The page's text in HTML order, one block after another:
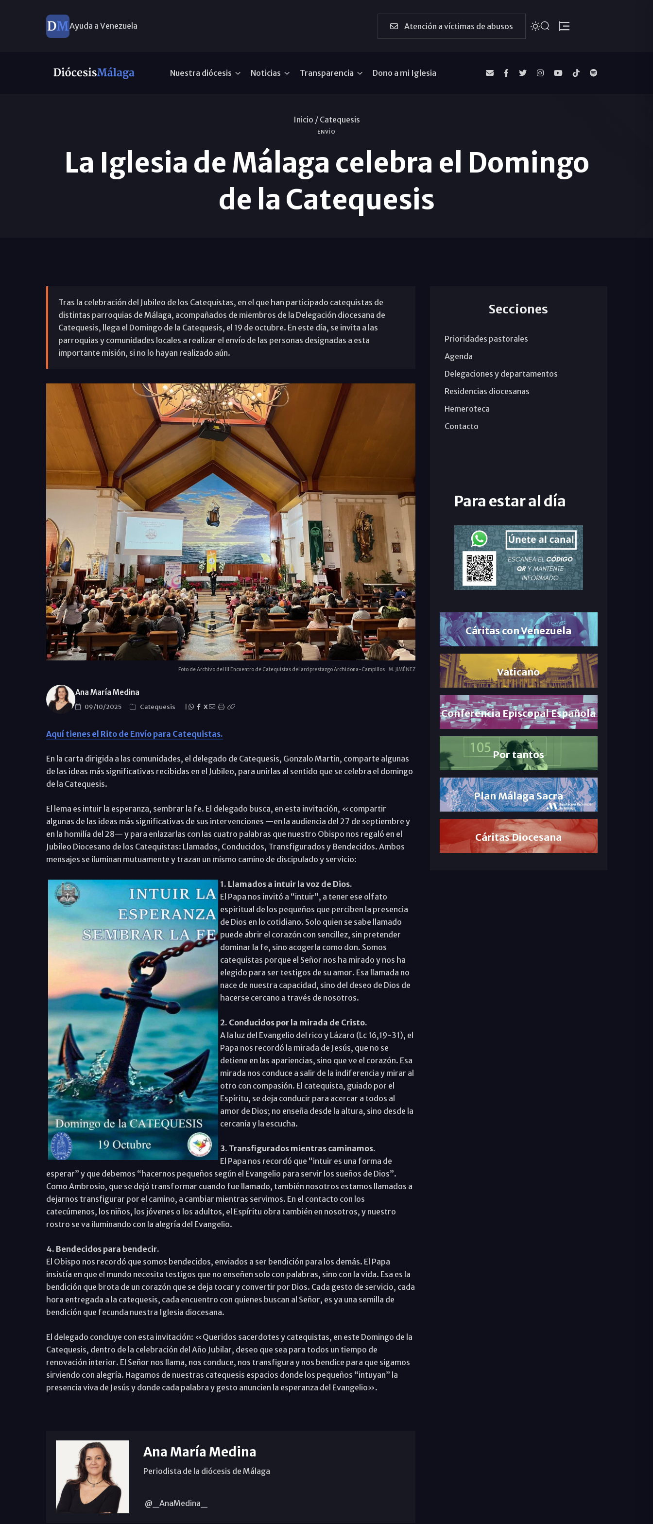
Ayuda a Venezuela Atención a víctimas de abusos
Nuestra diócesis Noticias Transparencia Dono a mi Iglesia
Inicio / Catequesis
ENVÍO
La Iglesia de Málaga celebra el Domingo
de la Catequesis
Tras la celebración del Jubileo de los Catequistas, en el que han participado catequistas de
distintas parroquias de Málaga, acompañados de miembros de la Delegación diocesana de
Catequesis, llega el Domingo de la Catequesis, el 19 de octubre. En este día, se invita a las
parroquias y comunidades locales a realizar el envío de las personas designadas a esta
importante misión, si no lo hayan realizado aún.
Foto de Archivo del III Encuentro de Catequistas del arciprestazgo Archidona-Campillos M. JIMÉNEZ
Ana María Medina
09/10/2025 Catequesis X
Aquí tienes el Rito de Envío para Catequistas.
En la carta dirigida a las comunidades, el delegado de Catequesis, Gonzalo Martín, comparte algunas
de las ideas más significativas recibidas en el Jubileo, para unirlas al sentido que se celebra el domingo
de la Catequesis.
El lema es intuir la esperanza, sembrar la fe. El delegado busca, en esta invitación, «compartir
algunas de las ideas más significativas de sus intervenciones —en la audiencia del 27 de septiembre y
en la homilía del 28— y para enlazarlas con las cuatro palabras que nuestro Obispo nos regaló en el
Jubileo Diocesano de los Catequistas: Llamados, Conducidos, Transfigurados y Bendecidos. Ambos
mensajes se iluminan mutuamente y trazan un mismo camino de discipulado y servicio:
1. Llamados a intuir la voz de Dios.
El Papa nos invitó a “intuir”, a tener ese olfato
espiritual de los pequeños que perciben la presencia
de Dios en lo cotidiano. Solo quien se sabe llamado
puede abrir el corazón con sencillez, sin pretender
dominar la fe, sino acogerla como don. Somos
catequistas porque el Señor nos ha mirado y nos ha
elegido para ser testigos de su amor. Esa llamada no
nace de nuestra capacidad, sino del deseo de Dios de
hacerse cercano a través de nosotros.
2. Conducidos por la mirada de Cristo.
A la luz del Evangelio del rico y Lázaro (Lc 16,19-31), el
Papa nos recordó la mirada de Jesús, que no se
detiene en las apariencias, sino que ve el corazón. Esa
mirada nos conduce a salir de la indiferencia y mirar al
otro con compasión. El catequista, guiado por el
Espíritu, se deja conducir para acercar a todos al
amor de Dios; no enseña desde la altura, sino desde la
cercanía y la escucha.
3. Transfigurados mientras caminamos.
El Papa nos recordó que “intuir es una forma de
esperar” y que debemos “hacernos pequeños según el Evangelio para servir los sueños de Dios”.
Como Ambrosio, que se dejó transformar cuando fue llamado, también nosotros estamos llamados a
dejarnos transfigurar por el camino, a cambiar mientras servimos. En el contacto con los
catecúmenos, los niños, los jóvenes o los adultos, el Espíritu obra también en nosotros, y nuestro
rostro se va iluminando con la alegría del Evangelio.
4. Bendecidos para bendecir.
El Obispo nos recordó que somos bendecidos, enviados a ser bendición para los demás. El Papa
insistía en que el mundo necesita testigos que no enseñen solo con palabras, sino con la vida. Esa es la
bendición que brota de un corazón que se deja tocar y convertir por Dios. Cada gesto de servicio, cada
hora entregada a la catequesis, cada encuentro con quienes buscan al Señor, es ya una semilla de
bendición que fecunda nuestra Iglesia diocesana.
El delegado concluye con esta invitación: «Queridos sacerdotes y catequistas, en este Domingo de la
Catequesis, dentro de la celebración del Año Jubilar, deseo que sea para todos un tiempo de
renovación interior. El Señor nos llama, nos conduce, nos transfigura y nos bendice para que sigamos
sirviendo con alegría. Hagamos de nuestras catequesis espacios donde los pequeños “intuyan” la
presencia viva de Jesús y donde cada palabra y gesto anuncien la esperanza del Evangelio».
Ana María Medina
Periodista de la diócesis de Málaga
@_AnaMedina_
Secciones
Prioridades pastorales
Agenda
Delegaciones y departamentos
Residencias diocesanas
Hemeroteca
Contacto
Para estar al día
Cáritas con Venezuela
Vaticano
Conferencia Episcopal Española
Por tantos
Plan Málaga Sacra
Cáritas Diocesana